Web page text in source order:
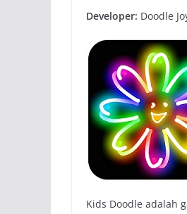
Developer: Doodle
Kids Doodle adalah